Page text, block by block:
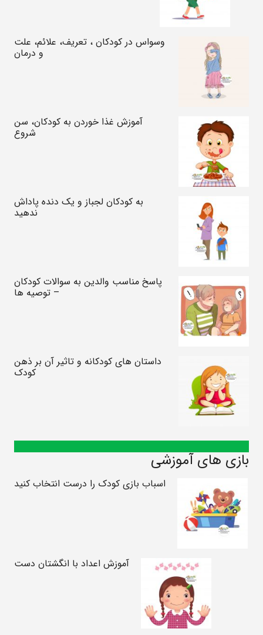
وسواس در کودکان ، تعریف، علائم، علت
و درمان
آموزش غذا خوردن به کودکان، سن
شروع
به کودکان لجباز و یک دنده پاداش
ندهید
پاسخ مناسب والدین به سوالات کودکان
– توصیه ها
داستان های کودکانه و تاثیر آن بر ذهن
کودک
بازی های آموزشی
اسباب بازی کودک را درست انتخاب کنید
آموزش اعداد با انگشتان دست